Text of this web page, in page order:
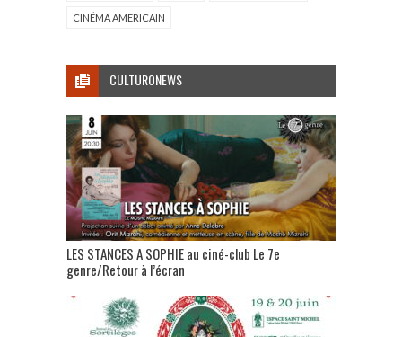
CINÉMA AMERICAIN
CULTURONEWS
LES STANCES A SOPHIE au ciné-club Le 7e
genre/Retour à l’écran